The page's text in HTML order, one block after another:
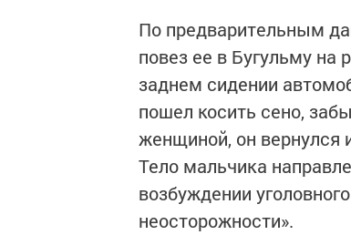
По предварительным
повез ее в Бугульму на
заднем сидении
пошел косить сено,
женщиной, он вернулся
Тело мальчика
возбуждении
неосторожности».